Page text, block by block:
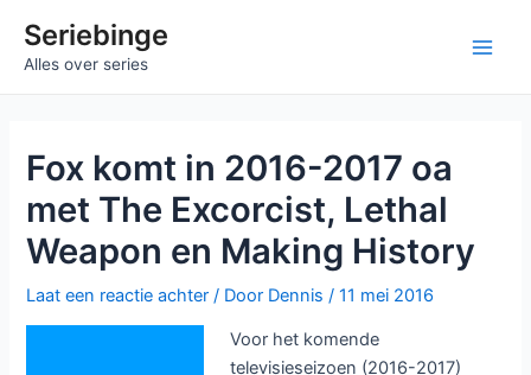
naarSeriebinge
Alles over series
Fox komt in 2016-2017 oa
met The Excorcist, Lethal
Weapon en Making History
Laat een reactie achter / Door Dennis/11 mei 2016
Voor het komende
televisieseizoen (2016-2017)